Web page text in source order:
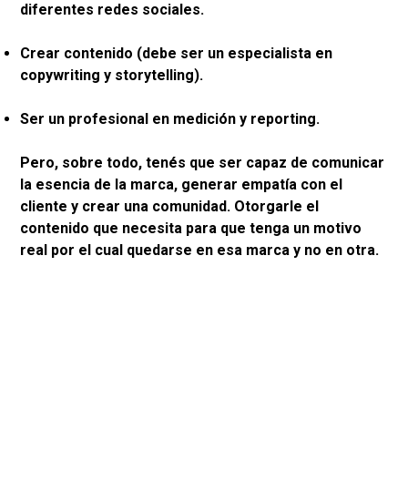
diferentes redes sociales.
Crear contenido (debe ser un especialista en
copywriting y storytelling).
Ser un profesional en medición y reporting.
Pero, sobre todo, tenés que ser capaz de comunicar
la esencia de la marca, generar empatía con el
cliente y crear una comunidad. Otorgarle el
contenido que necesita para que tenga un motivo
real por el cual quedarse en esa marca y no en otra.